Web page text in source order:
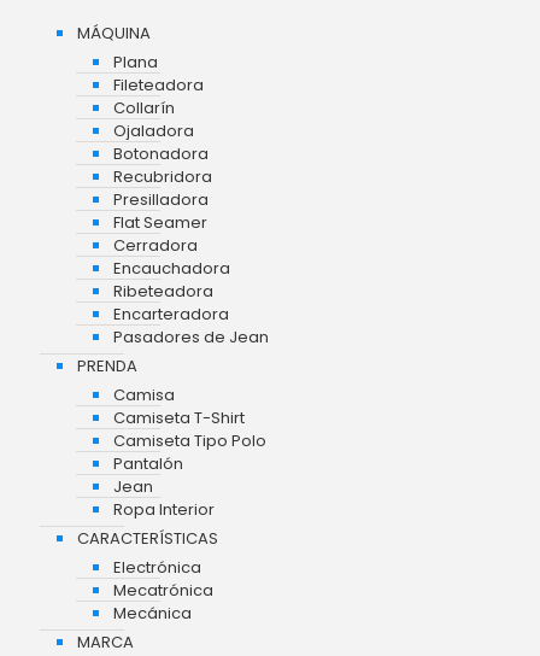
MÁQUINA
Plana
Fileteadora
Collarín
Ojaladora
Botonadora
Recubridora
Presilladora
Flat Seamer
Cerradora
Encauchadora
Ribeteadora
Encarteradora
Pasadores de Jean
PRENDA
Camisa
Camiseta T-Shirt
Camiseta Tipo Polo
Pantalón
Jean
Ropa Interior
CARACTERÍSTICAS
Electrónica
Mecatrónica
Mecánica
MARCA